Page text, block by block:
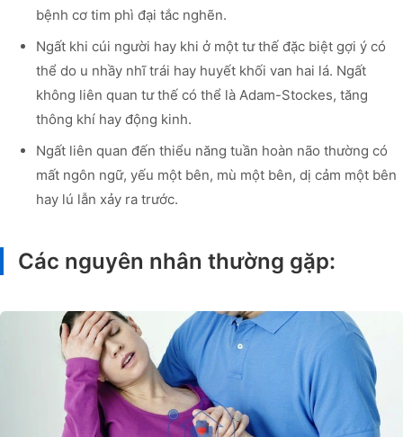
bệnh cơ tim phì đại tắc nghẽn.
Ngất khi cúi người hay khi ở một tư thế đặc biệt gợi ý có
thể do u nhầy nhĩ trái hay huyết khối van hai lá. Ngất
không liên quan tư thế có thể là Adam-Stockes, tăng
thông khí hay động kinh.
Ngất liên quan đến thiểu năng tuần hoàn não thường có
mất ngôn ngữ, yếu một bên, mù một bên, dị cảm một bên
hay lú lẫn xảy ra trước.
Các nguyên nhân thường gặp: